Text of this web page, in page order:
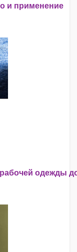
и применение
одежды